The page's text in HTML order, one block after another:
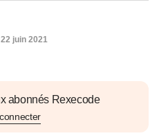
abonnés Rexecode
juin 2021